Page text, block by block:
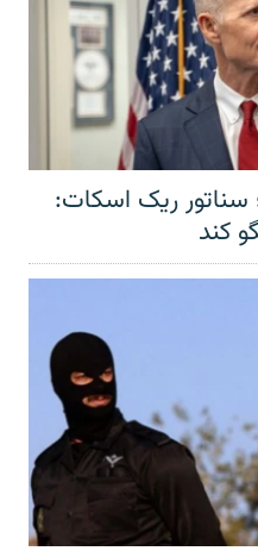
سناتور ریک اسکات:
کند